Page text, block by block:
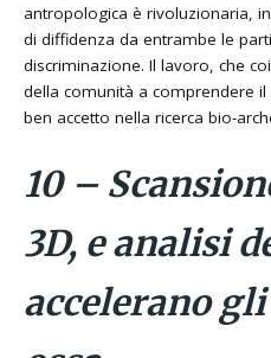
antropologica è rivoluzionaria,
di diffidenza da entrambe le
discriminazione. Il lavoro, che
della comunità a comprendere
ben accetto nella ricerca bio-
10 –
3D, e analisi
accelerano